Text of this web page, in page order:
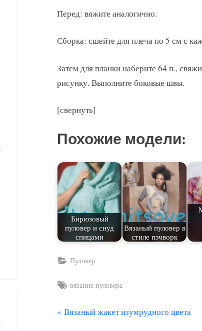
Перед: вяжите аналогично.
Сборка: сшейте для плеча по 5 см с
Затем для планки наберите 64 п.,
рисунку. Выполните боковые швы.
[свернуть]
Похожие модели:
Бирюзовый
пуловер и снуд
спицами
Вязаный пуловер в
стиле пэчворк
Пуловер
Tags:
вязание пуловера
Навигация
П
Вязаный жакет изумрудного цвета